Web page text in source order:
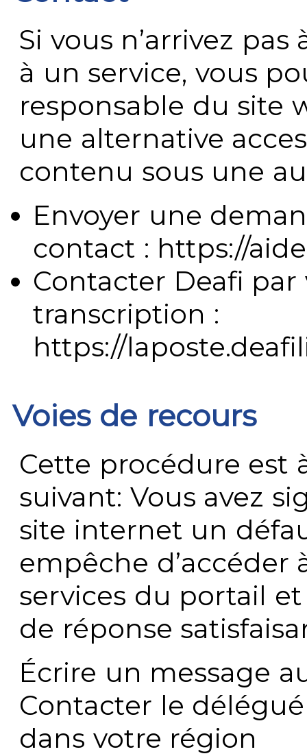
Si vous n’arrivez
à un service, vous
responsable du site
une alternative
contenu sous une
Envoyer une
contact : https://
Contacter Deafi
transcription :
https://
Voies de recours
Cette procédure est
suivant: Vous avez
site internet un
empêche
services du portail
de réponse
Écrire un message
Contacter le
dans votre région